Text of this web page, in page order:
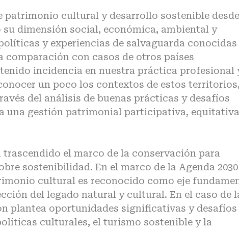
patrimonio cultural y desarrollo sostenible desde
dimensión social, económica, ambiental y
y experiencias de salvaguarda conocidas
comparación con casos de otros países
incidencia en nuestra práctica profesional
un poco los contextos de estos territorios,
del análisis de buenas prácticas y desafíos
una gestión patrimonial participativa,
el marco de la conservación para
sostenibilidad. En el marco de la Agenda 2030
cultural es reconocido como eje
del legado natural y cultural. En el caso de
plantea oportunidades significativas y desafíos
culturales, el turismo sostenible y la